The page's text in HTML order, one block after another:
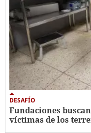
DESAFÍO
Fundaciones
víctimas de los